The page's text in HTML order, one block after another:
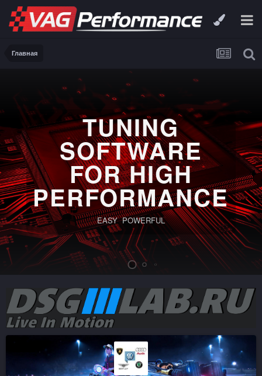
Главная
TUNING
SOFTWARE
FOR HIGH
PERFORMANCE
EASY POWERFUL